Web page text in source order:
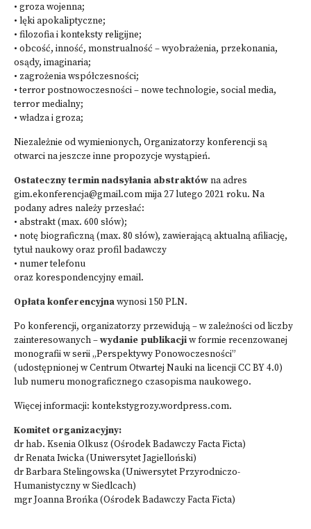
• groza wojenna;
• lęki apokaliptyczne;
• filozofia i konteksty religijne;
• obcość, inność, monstrualność – wyobrażenia, przekonania,
osądy, imaginaria;
• zagrożenia współczesności;
• terror postnowoczesności – nowe technologie, social media,
terror medialny;
• władza i groza;
Niezależnie od wymienionych, Organizatorzy konferencji są
otwarci na jeszcze inne propozycje wystąpień.
Ostateczny termin nadsyłania abstraktówna adres
gim.ekonferencja@gmail.commija 27 lutego 2021 roku. Na
podany adres należy przesłać:
• abstrakt (max. 600 słów);
• notę biograficzną (max. 80 słów), zawierającą aktualną afiliację,
tytuł naukowy oraz profil badawczy
• numer telefonu
oraz korespondencyjny email.
Opłata konferencyjnawynosi 150 PLN.
Po konferencji, organizatorzy przewidują – w zależności od liczby
zainteresowanych –wydanie publikacjiw formie recenzowanej
monografii w serii „Perspektywy Ponowoczesności”
(udostępnionej w Centrum Otwartej Nauki na licencji CC BY 4.0)
lub numeru monograficznego czasopisma naukowego.
Więcej informacji: kontekstygrozy.wordpress.com.
Komitet organizacyjny:
dr hab. Ksenia Olkusz (Ośrodek Badawczy Facta Ficta)
dr Renata Iwicka (Uniwersytet Jagielloński)
dr Barbara Stelingowska (Uniwersytet Przyrodniczo-
Humanistyczny w Siedlcach)
mgr Joanna Brońka (Ośrodek Badawczy Facta Ficta)